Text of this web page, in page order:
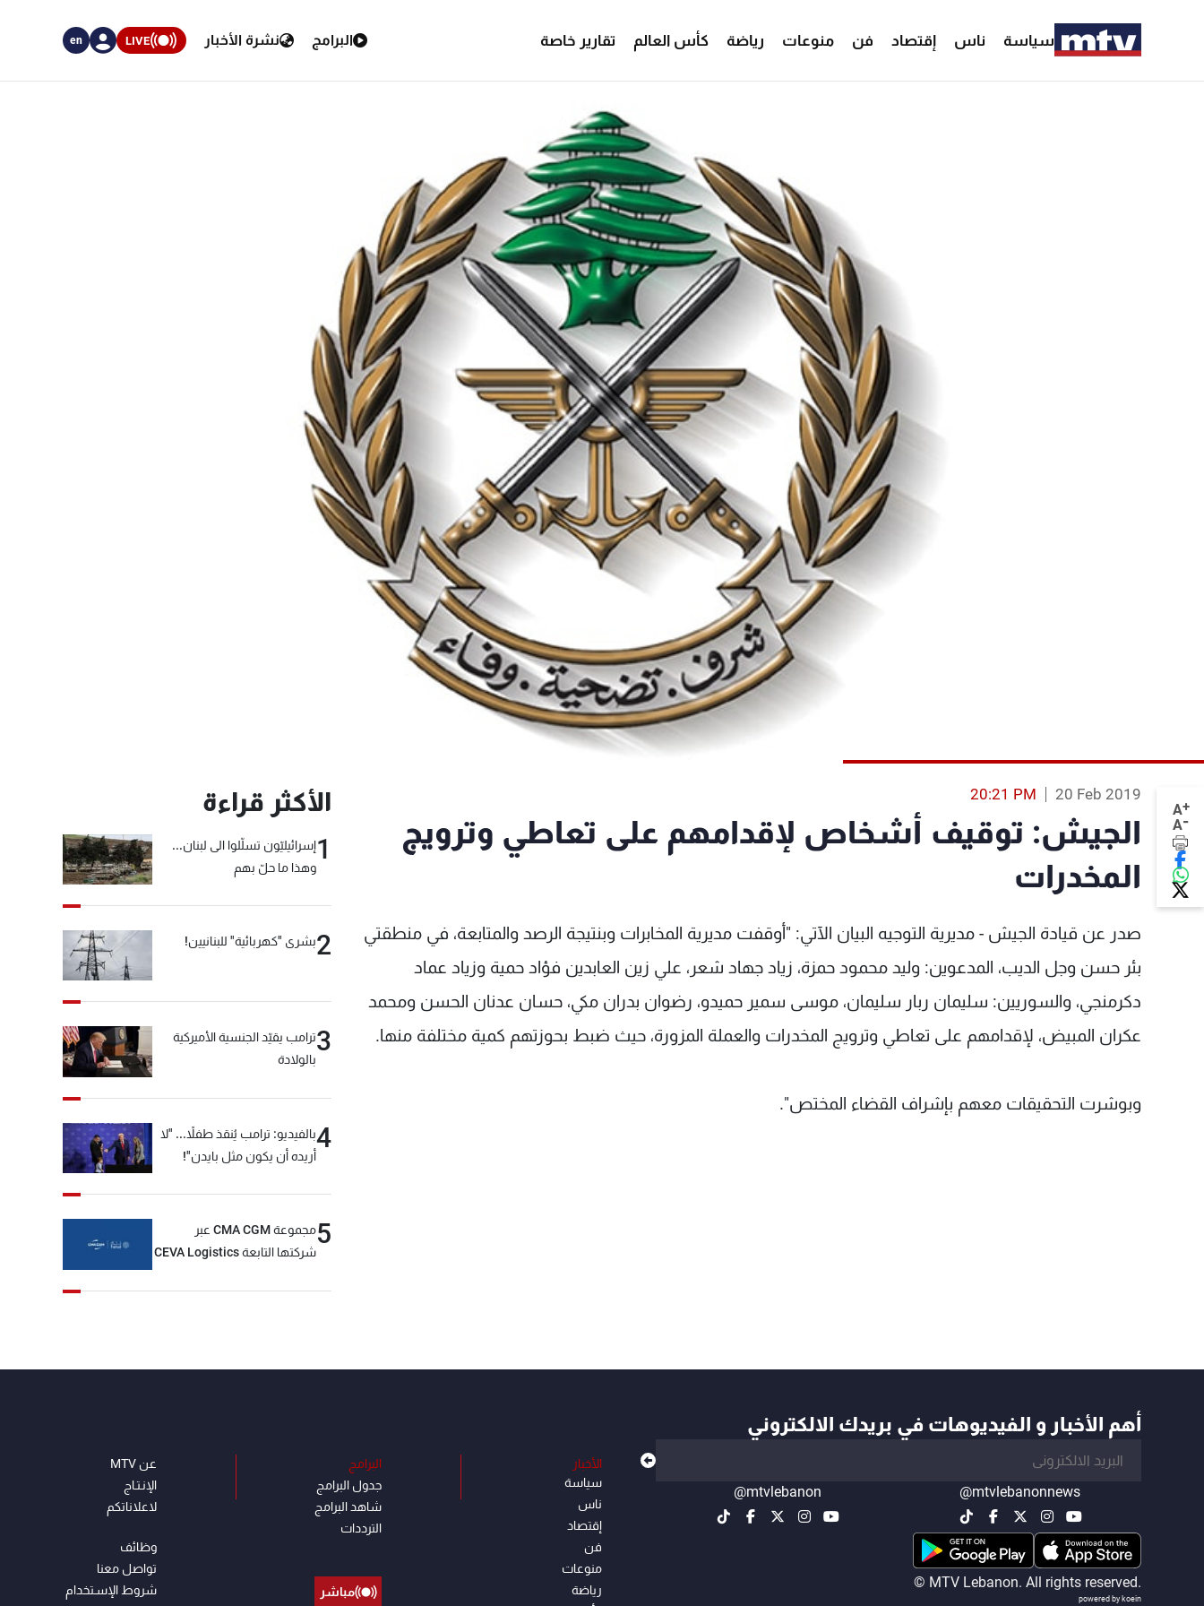
سياسة ناس إقتصاد فن منوعات رياضة كأس العالم تقارير خاصة البرامج نشرة الأخبار LIVE
en
A+
A-
20 Feb 2019
20:21 PM
الجيش: توقيف أشخاص لإقدامهم على تعاطي وترويج
المخدرات
صدر عن قيادة الجيش - مديرية التوجيه البيان الآتي: "أوقفت مديرية المخابرات وبنتيجة الرصد والمتابعة، في منطقتي
بئر حسن وجل الديب، المدعوين: وليد محمود حمزة، زياد جهاد شعر، علي زين العابدين فؤاد حمية وزياد عماد
دكرمنجي، والسوريين: سليمان ربار سليمان، موسى سمير حميدو، رضوان بدران مكي، حسان عدنان الحسن ومحمد
عكران المبيض، لإقدامهم على تعاطي وترويج المخدرات والعملة المزورة، حيث ضبط بحوزتهم كمية مختلفة منها.
وبوشرت التحقيقات معهم بإشراف القضاء المختص".
الأكثر قراءة
1إسرائيليّون تسلّلوا الى لبنان...
وهذا ما حلّ بهم
2بشرى "كهربائية" للبنانيين!
3ترامب يقيّد الجنسية الأميركية
بالولادة
4بالفيديو: ترامب يُنقذ طفلاً... "لا
أريده أن يكون مثل بايدن"!
5
مجموعة CMA CGM عبر
شركتها التابعة CEVA Logistics
أهم الأخبار و الفيديوهات في بريدك الالكتروني
@mtvlebanonnews
@mtvlebanon
© MTV Lebanon. All rights reserved.
powered by koein
الأخبار
سياسة
ناس
إقتصاد
فن
منوعات
رياضة
البرامج
جدول البرامج
شاهد البرامج
الترددات
مباشر
عن MTV
الإنـتـاج
لاعلاناتكم
وظائف
تواصل معنا
شروط الإسـتخدام